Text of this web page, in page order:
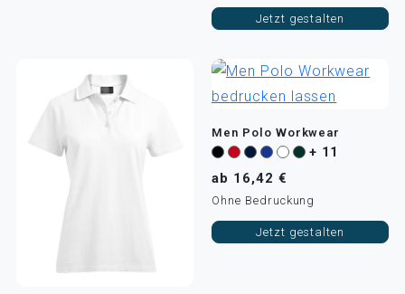
Jetzt gestalten
Men Polo Workwear
+ 11
ab 16,42 €
Ohne Bedruckung
Jetzt gestalten